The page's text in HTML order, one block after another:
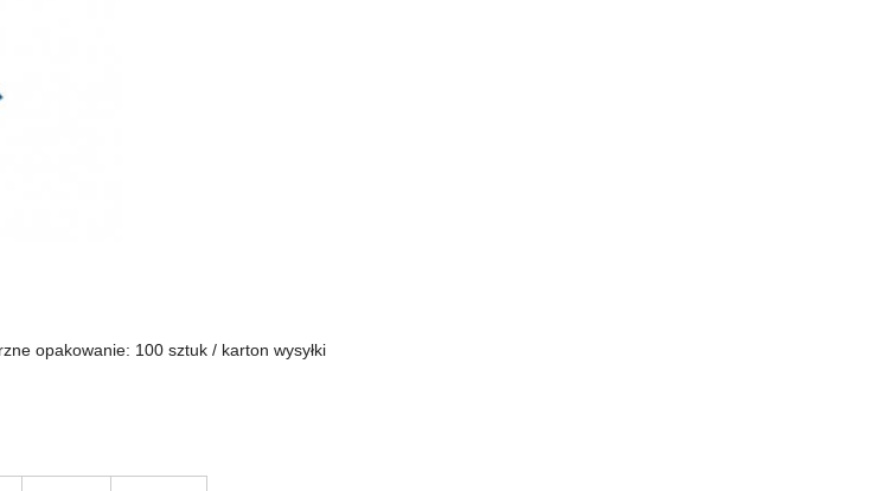
opakowanie: 100 sztuk / karton wysyłki